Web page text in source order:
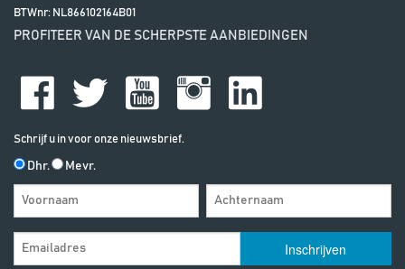
BTWnr: NL866102164B01
PROFITEER VAN DE SCHERPSTE AANBIEDINGEN
Schrijf u in voor onze nieuwsbrief.
Dhr. Mevr.